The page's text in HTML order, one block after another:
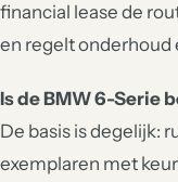
financial lease de
en regelt onderhoud
Is de BMW 6-Serie
De basis is degelijk:
exemplaren met